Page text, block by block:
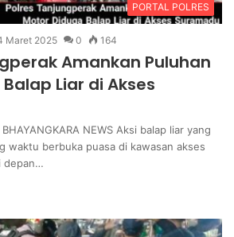
PORTAL POLRES
Maret 2025 0 164
Amankan Puluhan
Liar di Akses
NEWS Aksi balap liar yang
waktu berbuka puasa di kawasan akses
depan…